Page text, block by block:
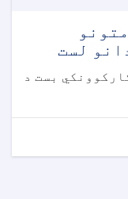
لست
بست د